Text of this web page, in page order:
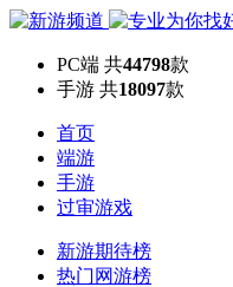
PC端 共44798款
手游 共18097款
首页
端游
手游
过审游戏
新游期待榜
热门网游榜